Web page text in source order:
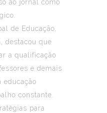
ao jornal como
de Educação,
destacou que
a qualificação
e demais
educação
constante.
para